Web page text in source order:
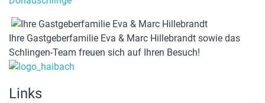
Ihre Gastgeberfamilie Eva & Marc Hillebrandt sowie das
Schlingen-Team freuen sich auf Ihren Besuch!
Links